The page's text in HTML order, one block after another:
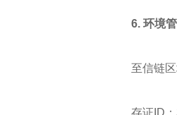
6. 环境
至信链
存证ID